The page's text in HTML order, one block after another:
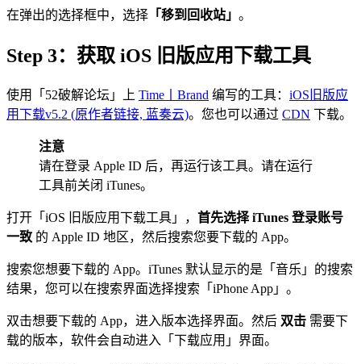
在弹出的选择框中，选择 「移到回收站」 。
Step 3：获取 iOS 旧版应用下载工具
使用「52破解论坛」上 Time丨Brand 编写的工具： iOS旧版应
用下载v5.2 (原作者链接, 蓝奏云)。您也可以通过 CDN 下载。
注意
请在登录 Apple ID 后，再运行该工具。请在运行
工具前关闭 iTunes。
打开「iOS 旧版应用下载工具」， 首先选择 iTunes 登录账号
一致 的 Apple ID 地区，然后搜索您要下载的 App。
搜索您想要下载的 App。iTunes 默认显示的是「音乐」的搜索
结果，您可以在搜索界面选择搜索「iPhone App」。
双击想要下载的 App，进入版本选择界面。然后 双击 需要下
载的版本，软件会自动进入「下载应用」界面。